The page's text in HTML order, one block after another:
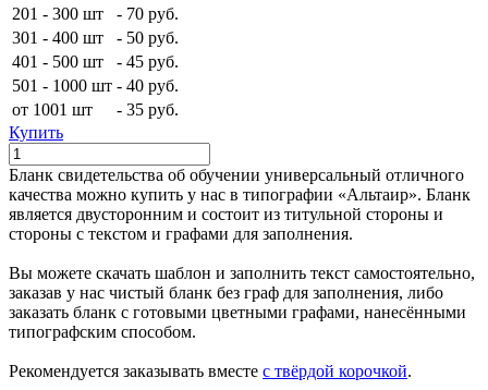
201 - 300 шт
- 70 руб.
301 - 400 шт
- 50 руб.
401 - 500 шт
- 45 руб.
501 - 1000 шт - 40 руб.
от 1001 шт
- 35 руб.
Купить
Бланк свидетельства об обучении универсальный отличного
качества можно купить у нас в типографии «Альтаир». Бланк
является двусторонним и состоит из титульной стороны и
стороны с текстом и графами для заполнения.
Вы можете скачать шаблон и заполнить текст самостоятельно,
заказав у нас чистый бланк без граф для заполнения, либо
заказать бланк с готовыми цветными графами, нанесёнными
типографским способом.
Рекомендуется заказывать вместе с твёрдой корочкой.